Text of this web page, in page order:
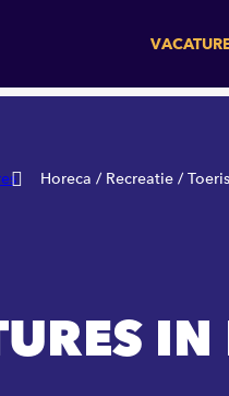
Horeca / Recreatie /